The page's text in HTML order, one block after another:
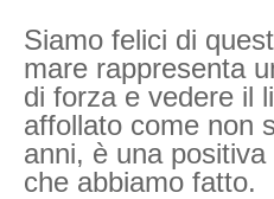
Siamo felici di
mare rappresenta
di forza e vedere il
affollato come non
anni, è una
che abbiamo fatto.